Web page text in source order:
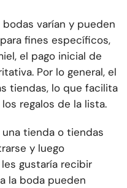
varían y pueden
fines específicos,
el pago inicial de
Por lo general, el
tiendas, lo que facilita
regalos de la lista.
una tienda o tiendas
y luego
gustaría recibir
la boda pueden